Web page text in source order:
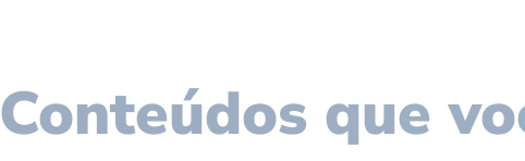
Conteúdos que